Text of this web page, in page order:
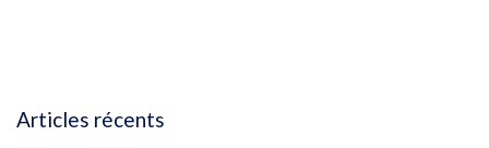
Articles récents